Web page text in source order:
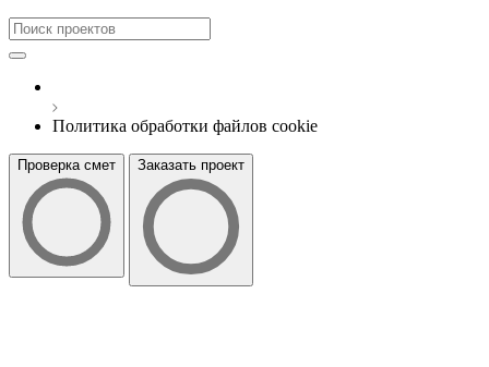
Политика обработки файлов cookie
Проверка смет Заказать проект